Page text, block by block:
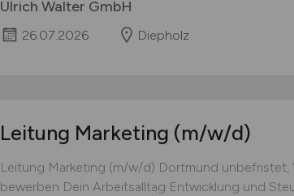
Ulrich Walter GmbH
26.07.2026 Diepholz
Leitung Marketing (m/w/d)
Leitung Marketing (m/w/d) Dortmund unbefristet,
bewerben Dein Arbeitsalltag Entwicklung und